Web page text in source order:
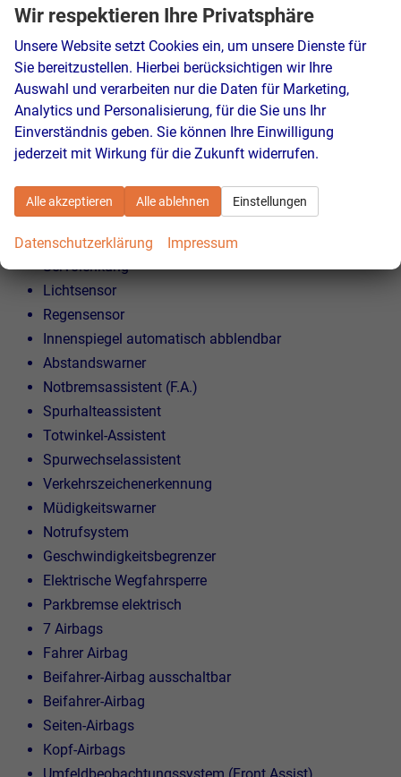
Bluetooth
USB Anschluss
Touchscreen
Sprachsteuerung
SICHERHEIT:
ABS
Stabilitätskontrolle
ASC (Traktionskontrolle)
ASR (Antriebsschlupfregelung)
Servolenkung
Lichtsensor
Regensensor
Innenspiegel automatisch abblendbar
Abstandswarner
Notbremsassistent (F.A.)
Spurhalteassistent
Totwinkel-Assistent
Spurwechselassistent
Verkehrszeichenerkennung
Müdigkeitswarner
Notrufsystem
Geschwindigkeitsbegrenzer
Elektrische Wegfahrsperre
Parkbremse elektrisch
7 Airbags
Fahrer Airbag
Beifahrer-Airbag ausschaltbar
Beifahrer-Airbag
Seiten-Airbags
Kopf-Airbags
Wir respektieren Ihre Privatsphäre
Unsere Website setzt Cookies ein, um unsere Dienste für
Sie bereitzustellen. Hierbei berücksichtigen wir Ihre
Auswahl und verarbeiten nur die Daten für Marketing,
Analytics und Personalisierung, für die Sie uns Ihr
Einverständnis geben. Sie können Ihre Einwilligung
jederzeit mit Wirkung für die Zukunft widerrufen.
Alle akzeptieren Alle ablehnen Einstellungen
Datenschutzerklärung Impressum